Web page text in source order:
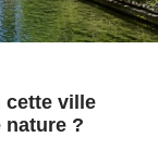
cette ville
nature ?